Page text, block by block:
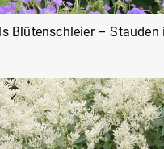
Blütenschleier – Stauden